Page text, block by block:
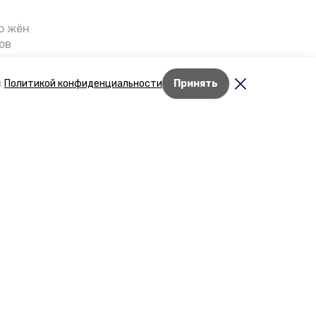
Политикой конфиденциальности Принять
жён